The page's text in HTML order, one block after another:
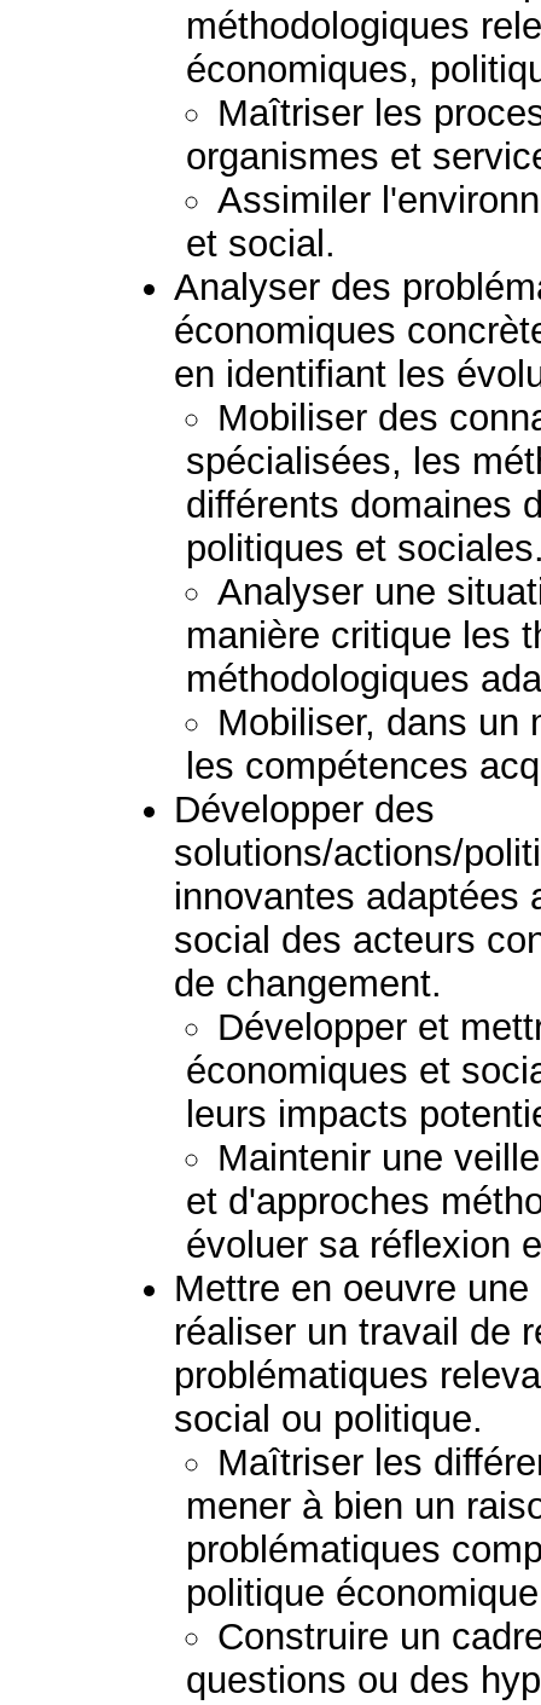
méthodologiques
économiques,
Maîtriser les
organismes et
Assimiler
et social.
Analyser des
économiques
en identifiant les
Mobiliser des
spécialisées, les
différents domaines
politiques et
Analyser une
manière critique les
méthodologiques
Mobiliser, dans un
les compétences
Développer des
solutions/actions/
innovantes adaptées
social des acteurs
de changement.
Développer et
économiques et
leurs impacts
Maintenir une
et d'approches
évoluer sa réflexion
Mettre en oeuvre
réaliser un travail de
problématiques
social ou politique.
Maîtriser les
mener à bien un
problématiques
politique
Construire un
questions ou des